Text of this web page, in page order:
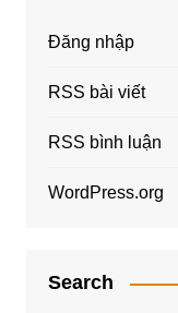
Đăng nhập
RSS bài viết
RSS bình luận
WordPress.org
Search